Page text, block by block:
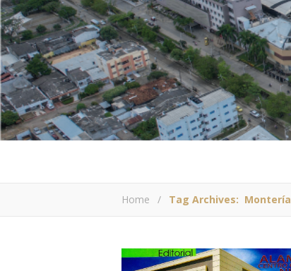
Home / Tag Archives: Montería